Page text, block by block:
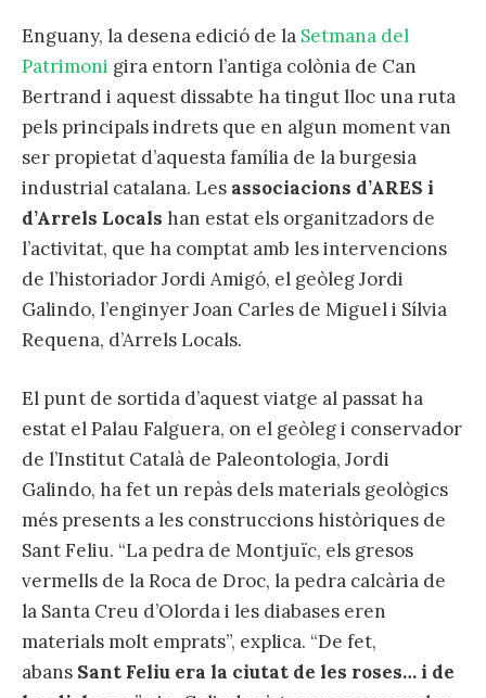
Enguany, la desena edició de la Setmana del
Patrimoni gira entorn l’antiga colònia de Can
Bertrand i aquest dissabte ha tingut lloc una ruta
pels principals indrets que en algun moment van
ser propietat d’aquesta família de la burgesia
industrial catalana. Les associacions d’ARES i
d’Arrels Locals han estat els organitzadors de
l’activitat, que ha comptat amb les intervencions
de l’historiador Jordi Amigó, el geòleg Jordi
Galindo, l’enginyer Joan Carles de Miguel i Sílvia
Requena, d’Arrels Locals.
El punt de sortida d’aquest viatge al passat ha
estat el Palau Falguera, on el geòleg i conservador
de l’Institut Català de Paleontologia, Jordi
Galindo, ha fet un repàs dels materials geològics
més presents a les construccions històriques de
Sant Feliu. “La pedra de Montjuïc, els gresos
vermells de la Roca de Droc, la pedra calcària de
la Santa Creu d’Olorda i les diabases eren
materials molt emprats”, explica. “De fet,
abans Sant Feliu era la ciutat de les roses… i de